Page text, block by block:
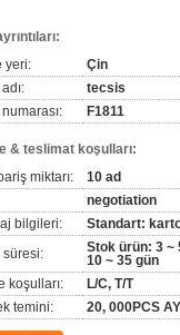
yeri:
Çin
tecsis
F1811
& teslimat koşulları:
miktarı:
10 ad
negotiation
bilgileri:
Standart:
süresi:
Stok ürün: 3 ~
10 ~ 35 gün
koşulları:
L/C, T/T
temini:
20, 000PCS